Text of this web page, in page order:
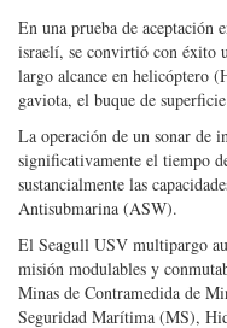
En una prueba de
israelí, se convirtió con éxito
largo alcance en helicóptero
gaviota, el buque de
La operación de un sonar de
significativamente el tiempo
sustancialmente las
Antisubmarina (ASW).
El Seagull USV multipargo
misión modulables y
Minas de Contramedida de
Seguridad Marítima (MS),